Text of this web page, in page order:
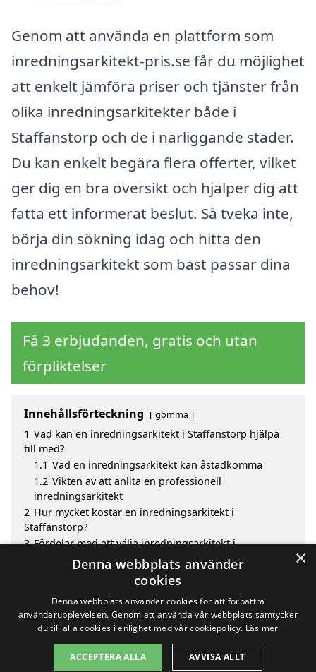
Genom att använda en plattform som
inredningsarkitekt-pris.se får du möjlighet
att enkelt jämföra priser och tjänster från
olika inredningsarkitekter både i
Staffanstorp och de i närliggande städer.
Du kan enkelt begära flera offerter, vilket
ger dig en bra översikt och hjälper dig att
fatta ett informerat beslut. Så tveka inte,
börja din sökning idag och hitta den
inredningsarkitekt som bäst passar dina
behov!
Få 3 erbjudanden, gratis och utan
förpliktelser
Innehållsförteckning gömma
1 Vad kan en inredningsarkitekt i Staffanstorp hjälpa
till med?
1.1 Vad en inredningsarkitekt kan åstadkomma
1.2 Vikten av att anlita en professionell
inredningsarkitekt
2 Hur mycket kostar en inredningsarkitekt i
Staffanstorp?
3 Fördelar med att välja inredningsarkitekt i
Staffanstorp
Sök efter en skicklig inredningsarkitekt i de
omgivande städerna Staffanstorp
Copyright 2026 - Pilanto Aps
×
Denna webbplats använder
cookies
Denna webbplats använder cookies för att förbättra
användarupplevelsen. Genom att använda vår webbplats samtycker
du till alla cookies i enlighet med vår cookiepolicy. Läs mer
ACCEPTERA ALLA AVVISA ALLT